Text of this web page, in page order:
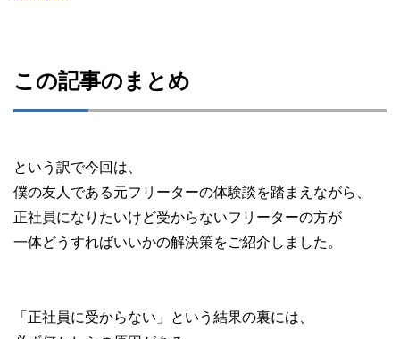
この記事のまとめ
という訳で今回は、
僕の友人である元フリーターの体験談を踏まえながら、
正社員になりたいけど受からないフリーターの方が
一体どうすればいいかの解決策をご紹介しました。
「正社員に受からない」という結果の裏には、